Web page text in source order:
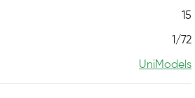
15
1/72
UniModels